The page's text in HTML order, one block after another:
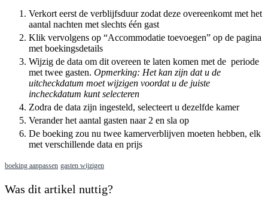
Verkort eerst de verblijfsduur zodat deze overeenkomt met het
aantal nachten met slechts één gast
Klik vervolgens op “Accommodatie toevoegen” op de pagina
met boekingsdetails
Wijzig de data om dit overeen te laten komen met de periode
met twee gasten. Opmerking: Het kan zijn dat u de
uitcheckdatum moet wijzigen voordat u de juiste
incheckdatum kunt selecteren
Zodra de data zijn ingesteld, selecteert u dezelfde kamer
Verander het aantal gasten naar 2 en sla op
De boeking zou nu twee kamerverblijven moeten hebben, elk
met verschillende data en prijs
boeking aanpassen gasten wijzigen
Was dit artikel nuttig?